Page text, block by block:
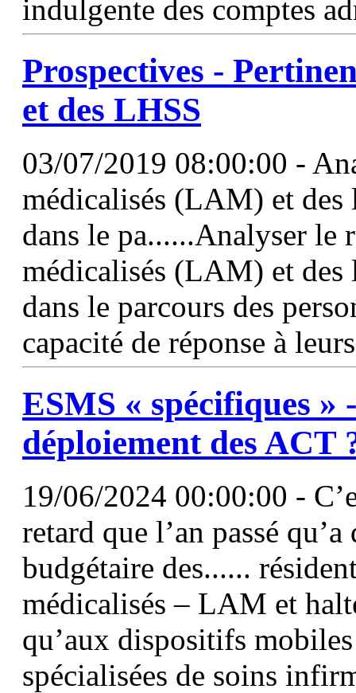
indulgente des comptes
Prospectives -
et des LHSS
03/07/2019 08:00:00 -
médicalisés (LAM) et
dans le pa......Analyser le
médicalisés (LAM) et des
dans le parcours des
capacité de réponse à
ESMS « spécifiques
déploiement des ACT
19/06/2024 00:00:00 -
retard que l’an passé
budgétaire des......
médicalisés – LAM et
qu’aux dispositifs
spécialisées de soins